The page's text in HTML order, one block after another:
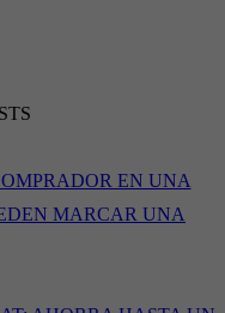
EN UNA
MARCAR UNA